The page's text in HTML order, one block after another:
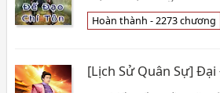
cửa, trục xuất sư môn,
phỉ nhổ? Thiên Ph
Hoàn thành - 2273 chương
[Lịch Sử Quân Sự]